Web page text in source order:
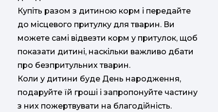
Купіть разом з дитиною корм і передайте
до місцевого притулку для тварин. Ви
можете самі відвезти корм у притулок, щоб
показати дитині, наскільки важливо дбати
про безпритульних тварин.
Коли у дитини буде День народження,
подаруйте їй гроші і запропонуйте частину
з них пожертвувати на благодійність.